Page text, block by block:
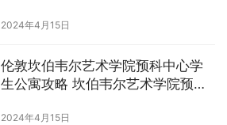
2024年4月15日
伦敦坎伯韦尔艺术学院预科中心学
生公寓攻略 坎伯韦尔艺术学院预科
2024年4月15日